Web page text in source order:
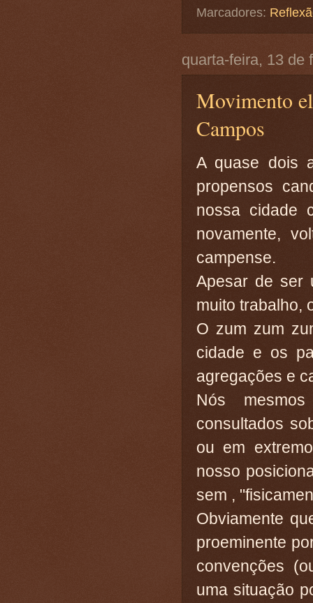
Marcadores:
quarta-feira, 13 de
Movimento
Campos
A quase dois
propensos
nossa cidade
novamente,
campense.
Apesar de ser
muito trabalho,
O zum zum
cidade e os
agregações e
Nós
consultados
ou em
nosso
sem ,
Obviamente
proeminente
convenções
uma situação